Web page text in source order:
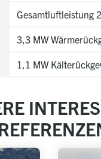
Gesamtluftleistung
3,3 MW
1,1 MW